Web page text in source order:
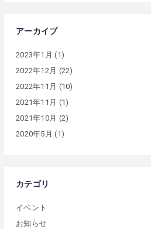
アーカイブ
2023年1月 (1)
2022年12月 (22)
2022年11月 (10)
2021年11月 (1)
2021年10月 (2)
2020年5月 (1)
カテゴリ
イベント
お知らせ